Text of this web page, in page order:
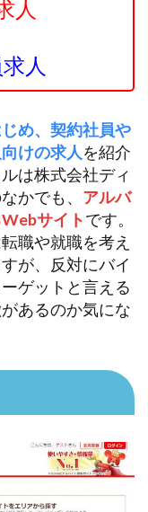
人
人
め、契約社員や
けの求人 を紹介
は株式会社ディ
かでも、 アルバ
サイトです。
職や就職を考え
が、反対にバイ
ゲットと言える
あるのか気にな